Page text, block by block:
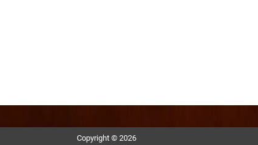
Copyright © 2026